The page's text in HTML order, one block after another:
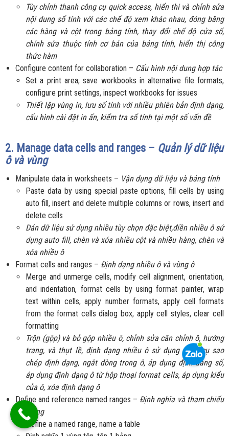
Tùy chỉnh thanh công cụ quick access, hiển thi và chỉnh sửa
nội dung sổ tính với các chế độ xem khác nhau, đóng băng
các hàng và cột trong bảng tính, thay đổi chế độ cửa sổ,
chỉnh sửa thuộc tính cơ bản của bảng tính, hiển thị công
thức hàm
Configure content for collaboration – Cấu hình nội dung hợp tác
Set a print area, save workbooks in alternative file formats,
configure print settings, inspect workbooks for issues
Thiết lập vùng in, lưu số tính với nhiều phiên bản định dạng,
cấu hình cài đặt in ấn, kiểm tra sổ tính tại một số vấn đề
2. Manage data cells and ranges – Quản lý dữ liệu
ô và vùng
Manipulate data in worksheets – Vận dụng dữ liệu và bảng tính
Paste data by using special paste options, fill cells by using
auto fill, insert and delete multiple columns or rows, insert and
delete cells
Dán dữ liệu sử dụng nhiều tùy chọn đặc biệt,điền nhiều ô sử
dụng auto fill, chèn và xóa nhiều cột và nhiều hàng, chèn và
xóa nhiều ô
Format cells and ranges – Định dạng nhiều ô và vùng ô
Merge and unmerge cells, modify cell alignment, orientation,
and indentation, format cells by using format painter, wrap
text within cells, apply number formats, apply cell formats
from the format cells dialog box, apply cell styles, clear cell
formatting
Trộn (gộp) và bỏ gộp nhiều ô, chỉnh sửa căn chỉnh ô, hướng
trang, và thụt lề, định dạng nhiều ô sử dụng công cụ sao
chép định dạng, ngắt dòng trong ô, áp dụng định dang số,
áp dụng định dạng ô từ hộp thoại format cells, áp dụng kiểu
của ô, xóa định dạng ô
Define and reference named ranges – Định nghĩa và tham chiếu
tên vùng
Define a named range, name a table